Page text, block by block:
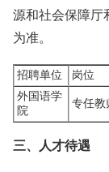
源和社会保障厅
为准。
招聘单位 岗位
外国语学
院
专任教
三、人才待遇